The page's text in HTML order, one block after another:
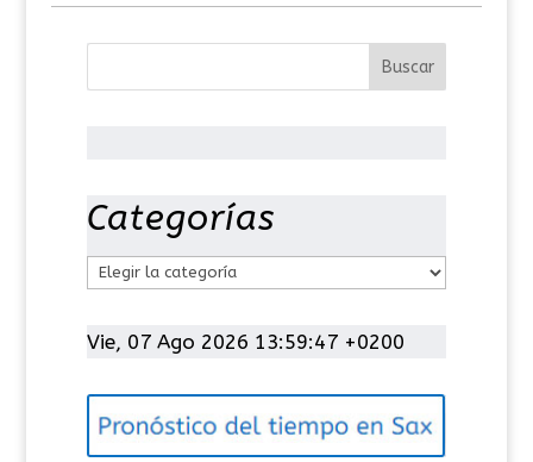
Categorías
t
g
Vie, 07 Ago 2026 13:59:47 +0200